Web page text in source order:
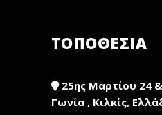
ΤΟΠΟΘΕΣΙΑ
25ης Μαρτίου 24
Γωνία , Κιλκίς,